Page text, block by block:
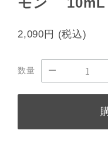
2,090円 (税込)
数量